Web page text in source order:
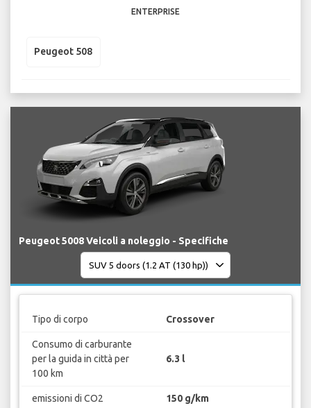
ENTERPRISE
Peugeot 508
Peugeot 5008 Veicoli a noleggio - Specifiche
Tipo di corpo Crossover
Consumo di carburante
per la guida in città per
100 km
6.3 l
emissioni di CO2 150 g/km